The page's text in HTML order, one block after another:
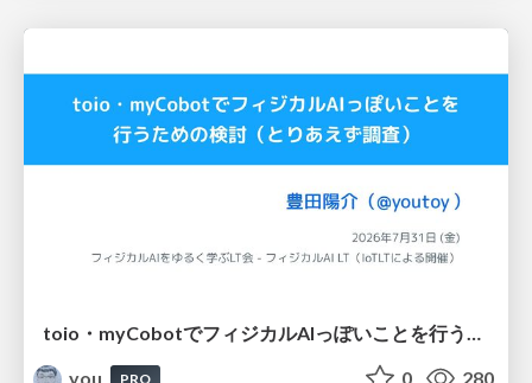
you
PRO 0 280